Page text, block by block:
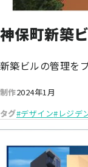
神保町新築
新築ビルの管理を
制作2024年1月
タグ#デザイン#レジデ